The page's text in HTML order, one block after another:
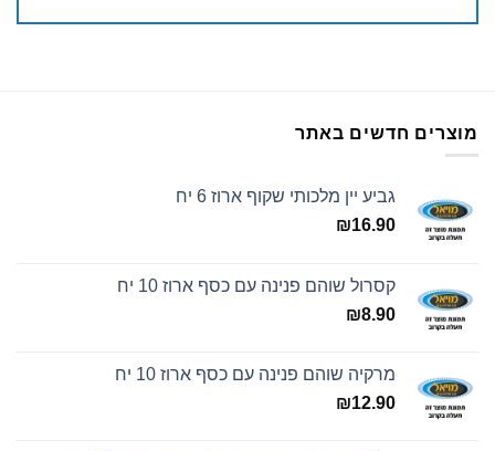
מוצרים חדשים באתר
גביע יין מלכותי שקוף ארוז 6 יח
₪16.90
קסרול שוהם פנינה עם כסף ארוז 10 יח
₪8.90
מרקיה שוהם פנינה עם כסף ארוז 10 יח
₪12.90